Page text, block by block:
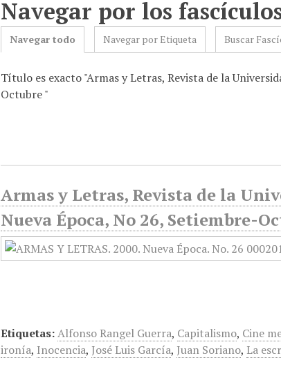
Navegar por los
Navegar todo Navegar por Etiqueta Buscar
Título es exacto "Armas y Letras, Revista de la
Octubre "
Armas y Letras, Revista de la
Nueva Época, No 26, Setiembre-
Etiquetas:Alfonso Rangel Guerra, Capitalismo, Cine
ironía, Inocencia, José Luis García, Juan Soriano, La